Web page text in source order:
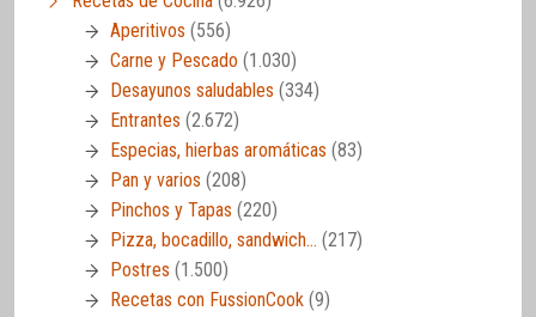
Aperitivos (556)
Carne y Pescado (1.030)
Desayunos saludables (334)
Entrantes (2.672)
Especias, hierbas aromáticas (83)
Pan y varios (208)
Pinchos y Tapas (220)
Pizza, bocadillo, sandwich… (217)
Postres (1.500)
Recetas con FussionCook (9)